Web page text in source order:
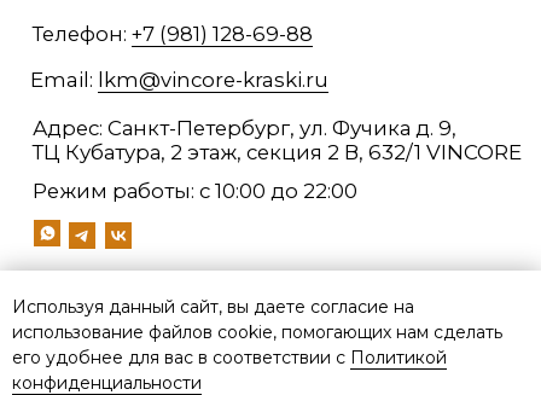
Используя данный сайт, вы даете согласие на
использование файлов cookie, помогающих нам сделать
его удобнее для вас в соответствии с Политикой
конфиденциальности